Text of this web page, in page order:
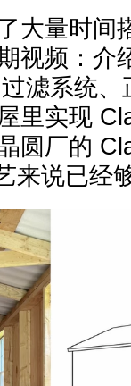
量时间
视频：介
滤系统
里实现
圆厂的
来说已经